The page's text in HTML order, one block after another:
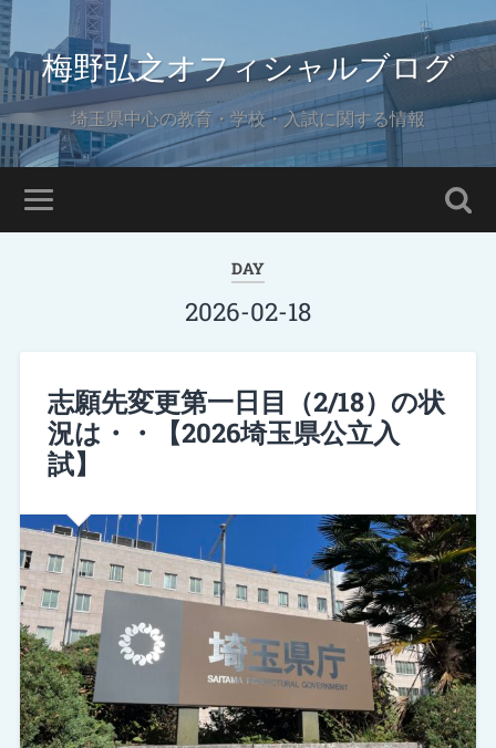
梅野弘之オフィシャルブログ
埼玉県中心の教育・学校・入試に関する情報
DAY
2026-02-18
志願先変更第一日目（2/18）の状
況は・・【2026埼玉県公立入
試】